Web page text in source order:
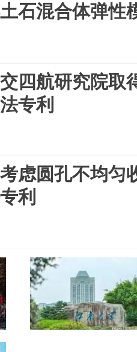
石混合体弹性
四航研究院取
专利
虑圆孔不均匀
利